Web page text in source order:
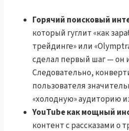
Горячий поисковый
который гуглит «как
трейдинге» или
сделал первый шаг — он
Следовательно,
пользователя
«холодную» аудиторию
YouTube как мощный
контент с рассказами о